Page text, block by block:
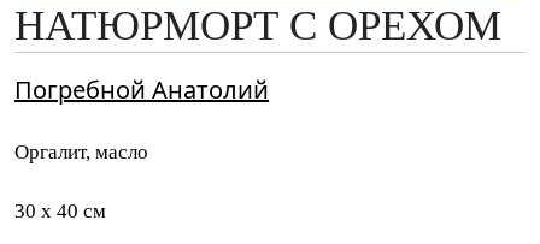
НАТЮРМОРТ С ОРЕХОМ
Погребной Анатолий
Оргалит, масло
30 x 40 см